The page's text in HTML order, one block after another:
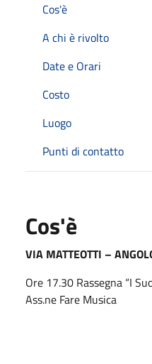
Cos'è
A chi è rivolto
Date e Orari
Costo
Luogo
Punti di contatto
Cos'è
VIA MATTEOTTI –
Ore 17.30 Rassegna “I
Ass.ne Fare Musica